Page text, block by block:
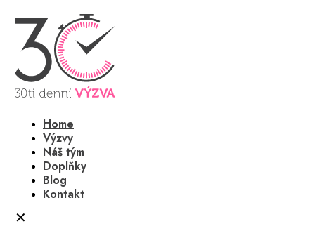
Home
Výzvy
Náš tým
Doplňky
Blog
Kontakt
✕